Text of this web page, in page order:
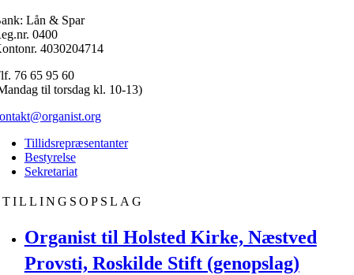
Lån & Spar
0400
4030204714
76 65 95 60
til torsdag kl. 10-13)
Tillidsrepræsentanter
Bestyrelse
Sekretariat
Organist til Holsted Kirke, Næstved
Provsti, Roskilde Stift (genopslag)